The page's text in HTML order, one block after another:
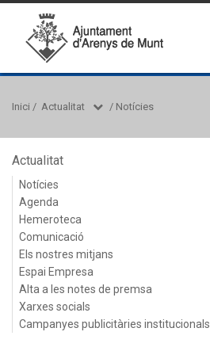
Inici / Actualitat / Notícies
Actualitat
Notícies
Agenda
Hemeroteca
Comunicació
Els nostres mitjans
Espai Empresa
Alta a les notes de premsa
Xarxes socials
Campanyes publicitàries institucionals